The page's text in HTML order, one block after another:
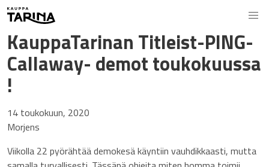
KauppaTarinan Titleist-PING-
Callaway- demot toukokuussa
!
14 toukokuun, 2020
Morjens
Viikolla 22 pyörähtää demokesä käyntiin vauhdikkaasti, mutta